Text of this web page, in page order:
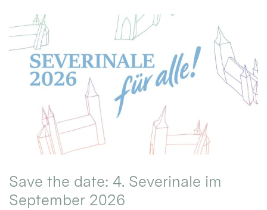
Save the date: 4. Severinale im
September 2026